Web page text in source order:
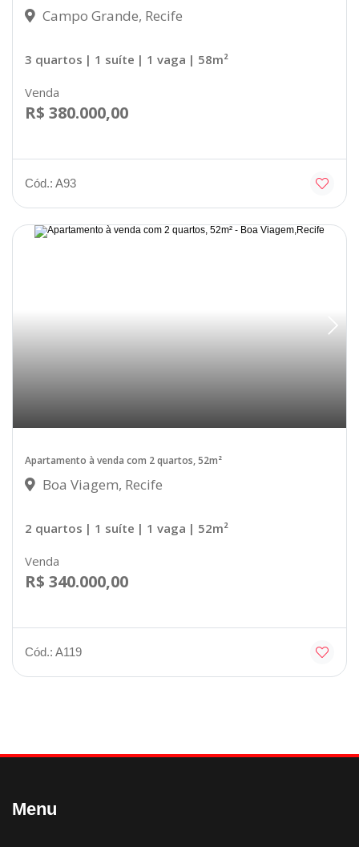
Campo Grande, Recife
3 quartos | 1 suíte | 1 vaga | 58m²
Venda
R$ 380.000,00
Cód.: A93
Apartamento à venda com 2 quartos, 52m²
Boa Viagem, Recife
2 quartos | 1 suíte | 1 vaga | 52m²
Venda
R$ 340.000,00
Cód.: A119
Menu